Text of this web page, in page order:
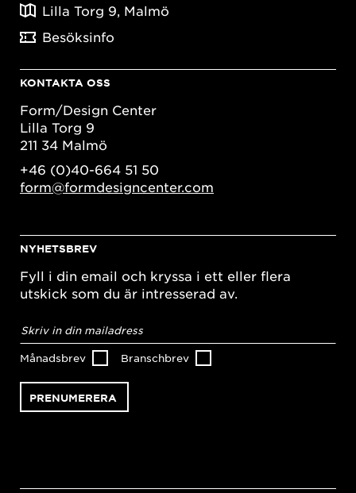
Lilla Torg 9, Malmö
Besöksinfo
KONTAKTA OSS
Form/Design Center
Lilla Torg 9
211 34 Malmö
+46 (0)40-664 51 50
form@formdesigncenter.com
NYHETSBREV
Fyll i din email och kryssa i ett eller flera
utskick som du är intresserad av.
postadress*
Månadsbrev Branschbrev